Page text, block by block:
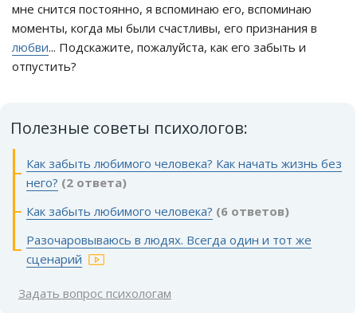
мне снится постоянно, я вспоминаю его, вспоминаю
моменты, когда мы были счастливы, его признания в
любви... Подскажите, пожалуйста, как его забыть и
отпустить?
Полезные советы психологов:
Как забыть любимого человека? Как начать жизнь без
него? (2 ответа)
Как забыть любимого человека? (6 ответов)
Разочаровываюсь в людях. Всегда один и тот же
сценарий
Задать вопрос психологам